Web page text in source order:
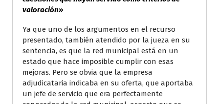
valoración»
Ya que uno de los argumentos en el recurso
presentado, también atendido por la jueza en su
sentencia, es que la red municipal está en un
estado que hace imposible cumplir con esas
mejoras. Pero se obvia que la empresa
adjudicataria indicaba en su oferta, que aportaba
un jefe de servicio que era perfectamente